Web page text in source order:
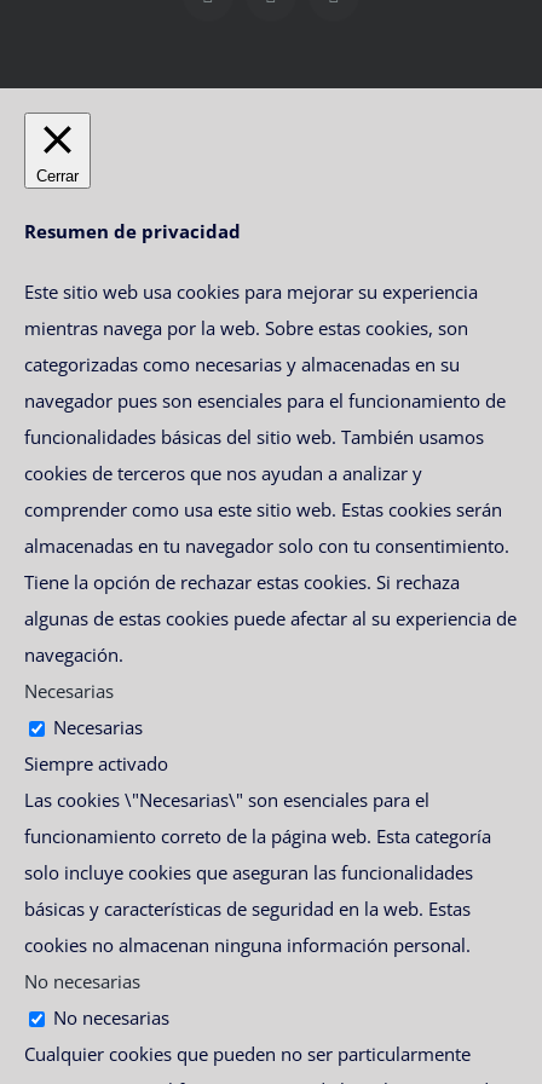
Cerrar
Resumen de privacidad
Este sitio web usa cookies para mejorar su experiencia
mientras navega por la web. Sobre estas cookies, son
categorizadas como necesarias y almacenadas en su
navegador pues son esenciales para el funcionamiento de
funcionalidades básicas del sitio web. También usamos
cookies de terceros que nos ayudan a analizar y
comprender como usa este sitio web. Estas cookies serán
almacenadas en tu navegador solo con tu consentimiento.
Tiene la opción de rechazar estas cookies. Si rechaza
algunas de estas cookies puede afectar al su experiencia de
navegación.
Necesarias
Necesarias
Siempre activado
Las cookies \"Necesarias\" son esenciales para el
funcionamiento correto de la página web. Esta categoría
solo incluye cookies que aseguran las funcionalidades
básicas y características de seguridad en la web. Estas
cookies no almacenan ninguna información personal.
No necesarias
No necesarias
Cualquier cookies que pueden no ser particularmente